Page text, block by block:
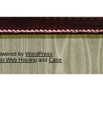
by WordPress
Web Hosting and Case